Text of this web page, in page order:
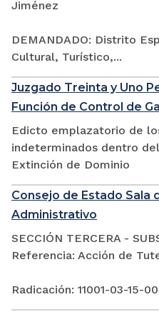
Jiménez
DEMANDADO: Distrito
Cultural, Turístico,...
Juzgado Treinta y Uno
Función de Control de
Edicto emplazatorio de
indeterminados dentro
Extinción de Dominio
Consejo de Estado Sala
Administrativo
SECCIÓN TERCERA -
Referencia: Acción de
Radicación: 11001-03-15-